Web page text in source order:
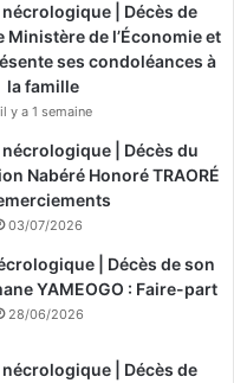
| Décès de
Ministère de l’Économie et
ses condoléances à
la famille
il y a 1 semaine
| Décès du
Nabéré Honoré TRAORÉ
03/07/2026
| Décès de son
YAMEOGO : Faire-part
28/06/2026
| Décès de